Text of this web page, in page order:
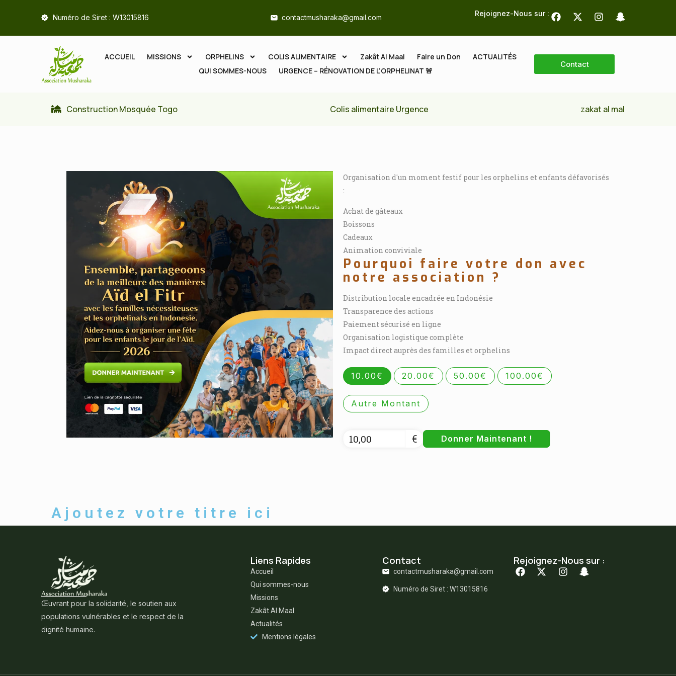
Numéro de Siret : W13015816 contactmusharaka@gmail.com Rejoignez-Nous sur :
ACCUEIL MISSIONS ORPHELINS COLIS ALIMENTAIRE Zakât Al Maal Faire un Don
ACTUALITÉS
QUI SOMMES-NOUS
URGENCE – RÉNOVATION DE L’ORPHELINAT 🚨
Contact
Construction Mosquée Togo Colis alimentaire Urgence zakat al mal
Organisation d'un moment festif pour les orphelins et enfants défavorisés
:
Achat de gâteaux
Boissons
Cadeaux
Animation conviviale
Pourquoi faire votre don avec
notre association ?
Distribution locale encadrée en Indonésie
Transparence des actions
Paiement sécurisé en ligne
Organisation logistique complète
Impact direct auprès des familles et orphelins
€
10.00€ 20.00€ 50.00€ 100.00€
Autre Montant
Donner Maintenant !
Ajoutez votre titre ici
Œuvrant pour la solidarité, le soutien aux
populations vulnérables et le respect de la
dignité humaine.
Liens Rapides
Accueil
Qui sommes-nous
Missions
Zakât Al Maal
Actualités
Mentions légales
Contact
contactmusharaka@gmail.com
Numéro de Siret : W13015816
Rejoignez-Nous sur :